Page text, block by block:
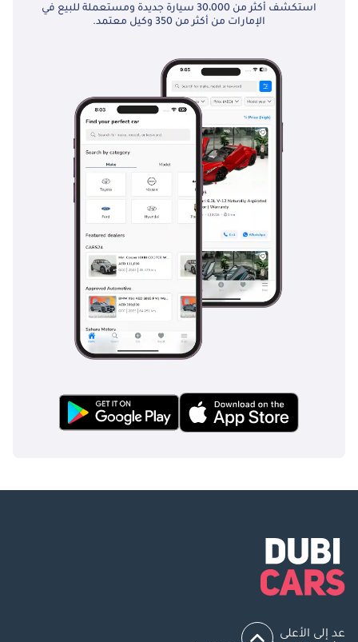
استكشف أكثر من 30،000 سيارة جديدة ومستعملة للبيع في
الإمارات من أكثر من 350 وكيل معتمد.
عد إلى الأعلى